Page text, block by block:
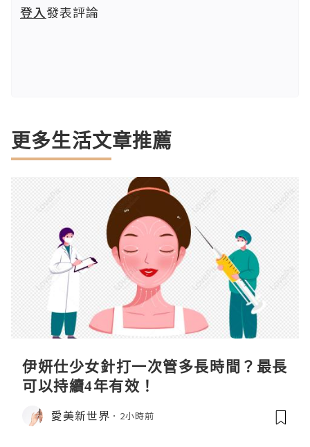
登入發表評論
更多生活文章推薦
伊妍仕少女針打一次管多長時間？最長
可以持續4年有效！
愛美新世界 2小時前